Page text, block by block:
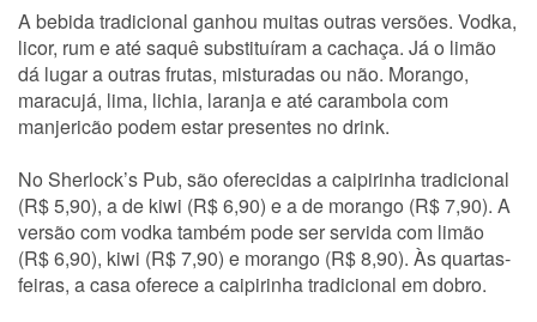
A bebida tradicional ganhou muitas outras versões. Vodka,
licor, rum e até saquê substituíram a cachaça. Já o limão
dá lugar a outras frutas, misturadas ou não. Morango,
maracujá, lima, lichia, laranja e até carambola com
manjericão podem estar presentes no drink.
No Sherlock’s Pub, são oferecidas a caipirinha tradicional
(R$ 5,90), a de kiwi (R$ 6,90) e a de morango (R$ 7,90). A
versão com vodka também pode ser servida com limão
(R$ 6,90), kiwi (R$ 7,90) e morango (R$ 8,90). Às quartas-
feiras, a casa oferece a caipirinha tradicional em dobro.